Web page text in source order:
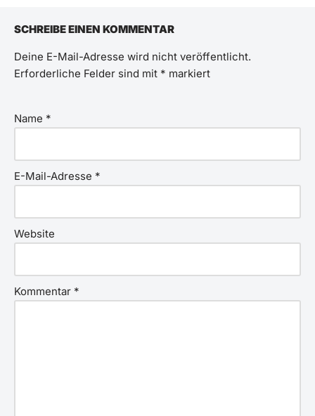
SCHREIBE EINEN KOMMENTAR
Deine E-Mail-Adresse wird nicht veröffentlicht.
Erforderliche Felder sind mit * markiert
Name *
E-Mail-Adresse *
Website
Kommentar *